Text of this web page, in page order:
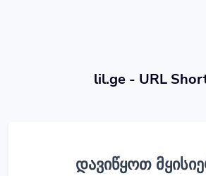
lil.ge - URL
დავიწყოთ